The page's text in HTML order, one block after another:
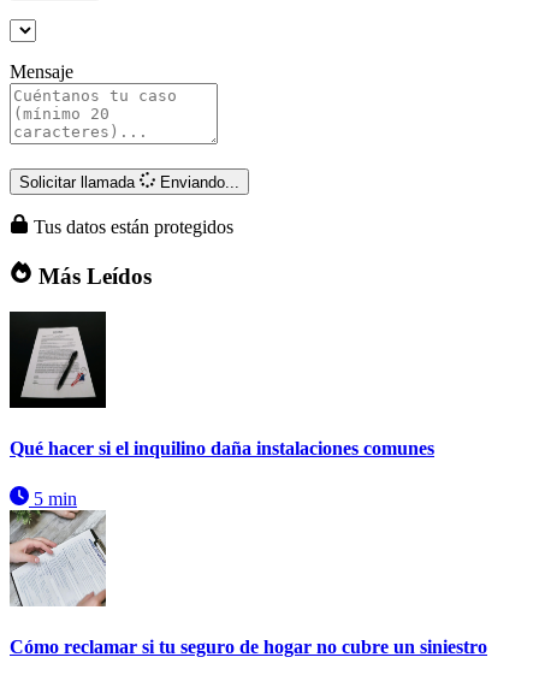
Mensaje
Solicitar llamada Enviando...
Tus datos están protegidos
Más Leídos
Qué hacer si el inquilino daña instalaciones comunes
5 min
Cómo reclamar si tu seguro de hogar no cubre un siniestro